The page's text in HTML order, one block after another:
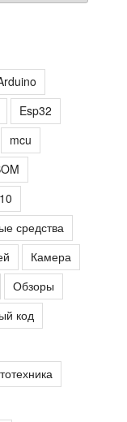
Esp32
mcu
средства
Камера
Обзоры
код